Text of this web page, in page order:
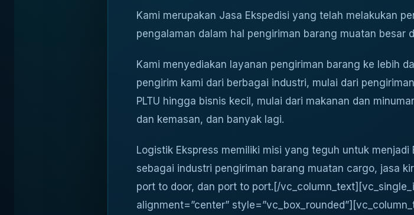
Kami merupakan Jasa Ekspedisi yang telah melakukan
pengalaman dalam hal pengiriman barang muatan besar
Kami menyediakan layanan pengiriman barang ke lebih
pengirim kami dari berbagai industri, mulai dari
PLTU hingga bisnis kecil, mulai dari makanan dan
dan kemasan, dan banyak lagi.
Logistik Ekspress memiliki misi yang teguh untuk
sebagai industri pengiriman barang muatan cargo, jasa
port to door, dan port to port. [/
alignment=”center”